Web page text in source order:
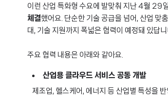
이런 산업 특화형 수요에 발맞춰 지난 4월 29
체결했어요. 단순한 기술 공급을 넘어, 산업 맞
대, 기술 지원까지 폭넓은 협력이 예정돼 있답니
주요 협력 내용은 아래와 같아요.
산업용 클라우드 서비스 공동 개발
제조업, 헬스케어, 에너지 등 산업별 특성을